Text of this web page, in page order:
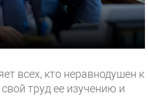
всех, кто неравнодушен к
труд ее изучению и